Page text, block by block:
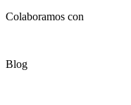
Colaboramos con
Blog